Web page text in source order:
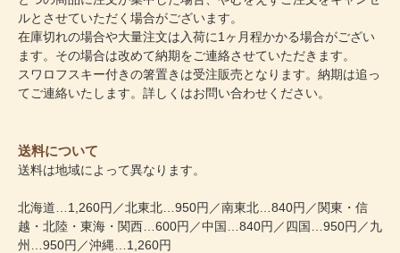
ルとさせていただく場合がございます。
在庫切れの場合や大量注文は入荷に1ヶ月程かかる場合がござい
ます。その場合は改めて納期をご連絡させていただきます。
スワロフスキー付きの箸置きは受注販売となります。納期は追っ
てご連絡いたします。詳しくはお問い合わせください。
送料について
送料は地域によって異なります。
北海道…1,260円／北東北…950円／南東北…840円／関東・信
越・北陸・東海・関西…600円／中国…840円／四国…950円／九
州…950円／沖縄…1,260円